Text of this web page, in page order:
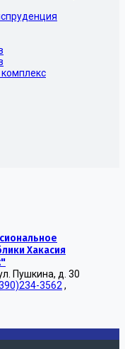
Хакасия
Пушкина, д. 30
3562 ,